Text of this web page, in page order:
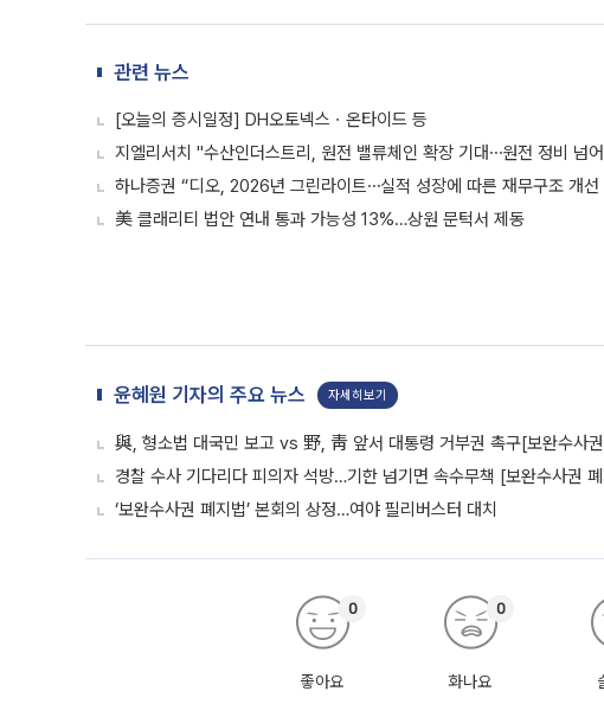
관련 뉴스
[오늘의 증시일정] DH오토넥스ㆍ온타이드 등
지엘리서치 "수산인더스트리, 원전 밸류체인 확장 기대⋯원전 정비 넘
하나증권 “디오, 2026년 그린라이트⋯실적 성장에 따른 재무구조 개선
美 클래리티 법안 연내 통과 가능성 13%…상원 문턱서 제동
윤혜원 기자의 주요 뉴스 자세히보기
與, 형소법 대국민 보고 vs 野, 靑 앞서 대통령 거부권 촉구[보완수사
경찰 수사 기다리다 피의자 석방…기한 넘기면 속수무책 [보완수사권
‘보완수사권 폐지법’ 본회의 상정…여야 필리버스터 대치
좋아요
0
화나요
0